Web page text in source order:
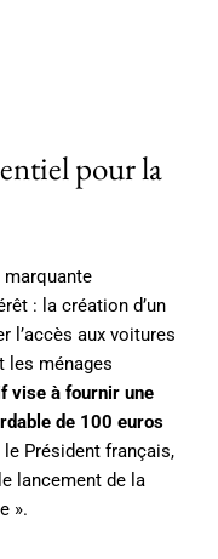
pour la
marquante
: la création d’un
l’accès aux voitures
les ménages
vise à fournir une
de 100 euros
Président français,
lancement de la
».